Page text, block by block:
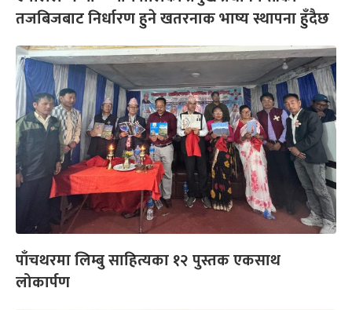
तजबिजबाट निर्धारण हुने खतरनाक भाष्य स्थापना हुँदैछ
पाँचथरमा लिम्बु साहित्यका १२ पुस्तक एकसाथ
लोकार्पण